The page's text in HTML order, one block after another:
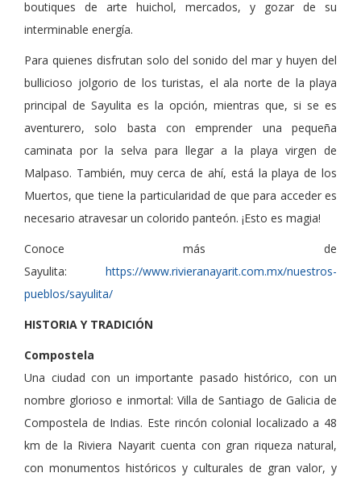
boutiques de arte huichol, mercados, y gozar de su
interminable energía.
Para quienes disfrutan solo del sonido del mar y huyen del
bullicioso jolgorio de los turistas, el ala norte de la playa
principal de Sayulita es la opción, mientras que, si se es
aventurero, solo basta con emprender una pequeña
caminata por la selva para llegar a la playa virgen de
Malpaso. También, muy cerca de ahí, está la playa de los
Muertos, que tiene la particularidad de que para acceder es
necesario atravesar un colorido panteón. ¡Esto es magia!
Conoce más de
Sayulita: https://www.rivieranayarit.com.mx/nuestros-
pueblos/sayulita/
HISTORIA Y TRADICIÓN
Compostela
Una ciudad con un importante pasado histórico, con un
nombre glorioso e inmortal: Villa de Santiago de Galicia de
Compostela de Indias. Este rincón colonial localizado a 48
km de la Riviera Nayarit cuenta con gran riqueza natural,
con monumentos históricos y culturales de gran valor, y